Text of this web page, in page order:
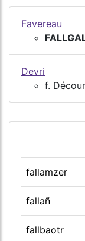
Favereau
Devri
f.
fallamzer
fallañ
fallbaotr